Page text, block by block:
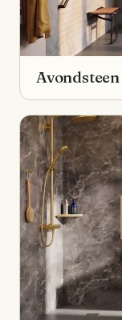
Avondsteen